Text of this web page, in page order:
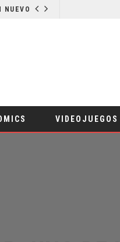
SPIDER-MAN: UN NUEVO DÍA ESTÁ IMPARABLE
VIDEOJUEGOS